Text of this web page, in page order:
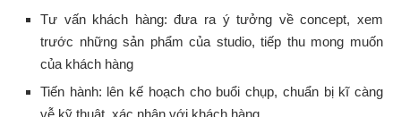
Tư vấn khách hàng: đưa ra ý tưởng về concept, xem
trước những sản phẩm của studio, tiếp thu mong muốn
của khách hàng
Tiến hành: lên kế hoạch cho buổi chụp, chuẩn bị kĩ càng